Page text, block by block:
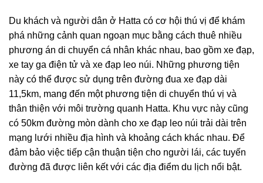
Du khách và người dân ở Hatta có cơ hội thú vị để khám
phá những cảnh quan ngoạn mục bằng cách thuê nhiều
phương án di chuyển cá nhân khác nhau, bao gồm xe đạp,
xe tay ga điện tử và xe đạp leo núi. Những phương tiện
này có thể được sử dụng trên đường đua xe đạp dài
11,5km, mang đến một phương tiện di chuyển thú vị và
thân thiện với môi trường quanh Hatta. Khu vực này cũng
có 50km đường mòn dành cho xe đạp leo núi trải dài trên
mạng lưới nhiều địa hình và khoảng cách khác nhau. Để
đảm bảo việc tiếp cận thuận tiện cho người lái, các tuyến
đường đã được liên kết với các địa điểm du lịch nổi bật.